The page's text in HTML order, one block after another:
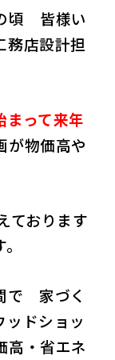
頃 皆様い
店設計担
まって来年
物価高や
ております
。
で 家づく
ドショッ
高・省エネ